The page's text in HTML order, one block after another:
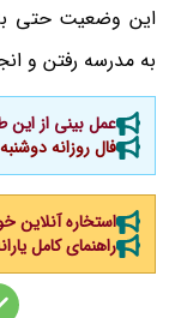
این وضعیت حتی
به مدرسه رفتن و
عمل بینی از
فال روزانه دوشنبه ۱۲ مرداد ۱۴۰۵ | فال امروز | فال روزانه شخصی
استخاره آنلاین
راهنمای کامل یارانه نقدی ۱۴۰۵؛ مبلغ،